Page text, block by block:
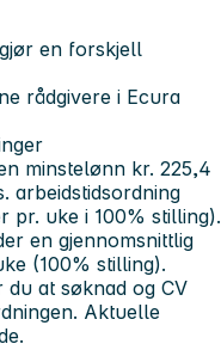
en forskjell
rådgivere i Ecura
minstelønn kr. 225,4
arbeidstidsordning
pr. uke i 100% stilling).
en gjennomsnittlig
(100% stilling).
du at søknad og CV
Aktuelle